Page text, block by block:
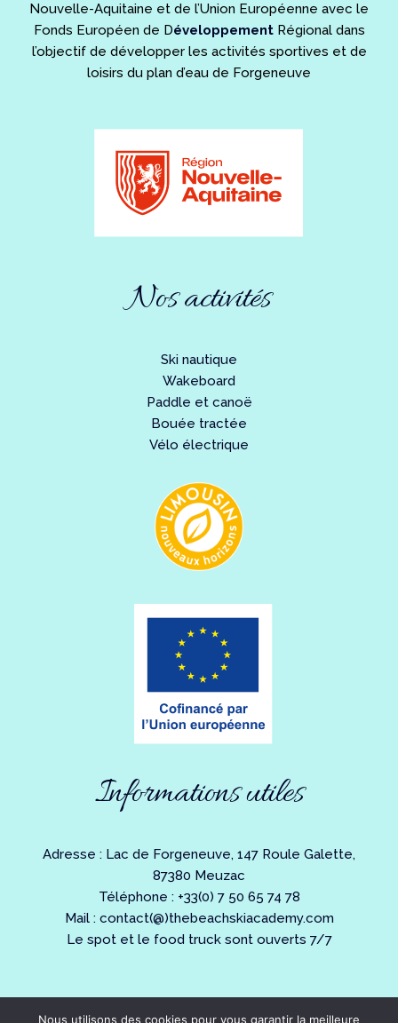
Nouvelle-Aquitaine et de l’Union Européenne avec le
Fonds Européen de DéveloppementRégional dans
l’objectif de développer les activités sportives et de
loisirs du plan d’eau de Forgeneuve
Nos activités
Ski nautique
Wakeboard
Paddle et canoë
Bouée tractée
Vélo électrique
Informations utiles
Adresse : Lac de Forgeneuve, 147 Roule Galette,
87380 Meuzac
Téléphone : +33(0) 7 50 65 74 78
Mail : contact(@)thebeachskiacademy.com
Le spot et le food truck sont ouverts 7/7
Nous utilisons des cookies pour vous garantir la meilleure